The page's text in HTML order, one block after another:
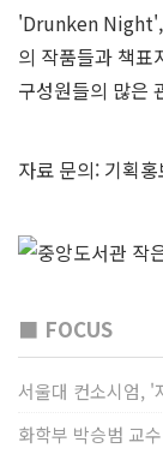
'Drunken
의 작품들과 책표
구성원들의 많은
자료 문의: 기획
■ FOCUS
서울대 컨소시엄, '